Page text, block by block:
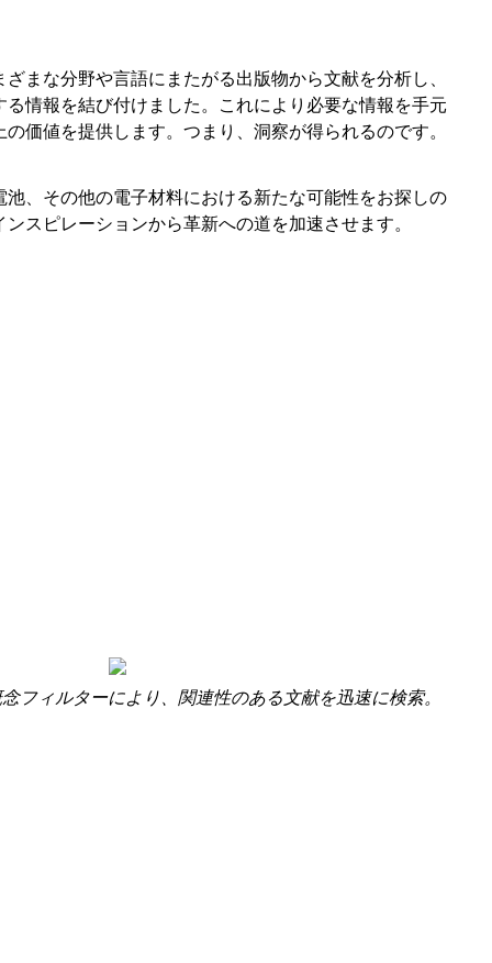
まな分野や言語にまたがる出版物から文献を分析し、
情報を結び付けました。これにより必要な情報を手元
価値を提供します。つまり、洞察が得られるのです。
、その他の電子材料における新たな可能性をお探しの
スピレーションから革新への道を加速させます。
フィルターにより、関連性のある文献を迅速に検索。